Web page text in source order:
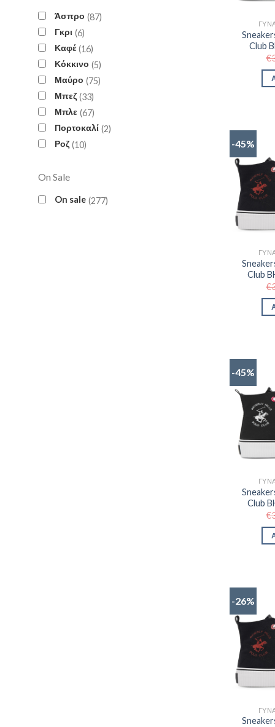
Άσπρο 87
Γκρι 6
Καφέ 16
Κόκκινο 5
Μαύρο 75
Μπεζ 33
Μπλε 67
Πορτοκαλί 2
Ροζ 10
On Sale
On sale 277
Club
€
-45%
Club
€
-45%
Club
€
-26%